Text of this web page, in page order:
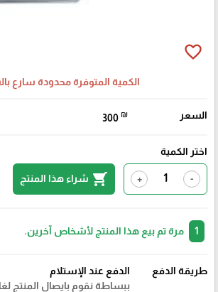
favorite_border
الكمية المتوفرة محدودة سارع
السعر 300 ₪
اختر الكمية
-
+
shopping_cart شراء هذا المنتج
مرة تم بيع هذا المنتج لأشخاص آخرين.
طريقة الدفع
الدفع عند الإستلام
ببساطة نقوم بايصال المنتج